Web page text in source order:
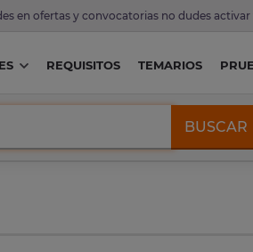
en ofertas y convocatorias no dudes activar
REQUISITOS TEMARIOS
BUSCAR